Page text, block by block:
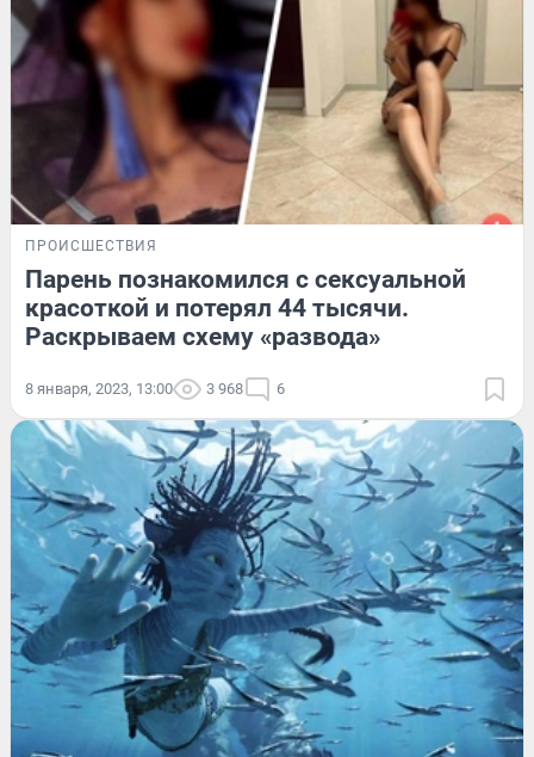
ПРОИСШЕСТВИЯ
Парень познакомился с сексуальной
красоткой и потерял 44 тысячи.
Раскрываем схему «развода»
8 января, 2023, 13:00 3 968 6